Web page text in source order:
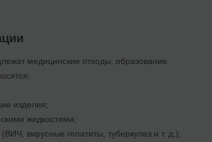
медицинские отходы, образование
изделия;
жидкостями;
вирусные гепатиты, туберкулез и т. д.);